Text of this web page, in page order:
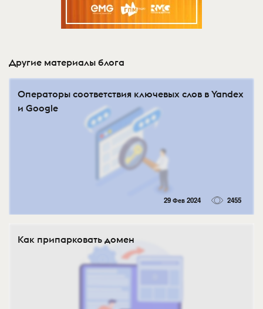
Другие материалы блога
Операторы соответствия ключевых слов в Yandex
и Google
29 Фев 2024 2455
Как припарковать домен